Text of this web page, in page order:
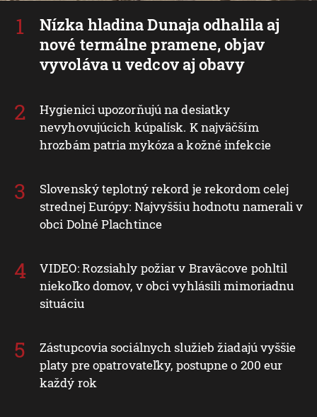
Nízka hladina Dunaja odhalila aj
nové termálne pramene, objav
vyvoláva u vedcov aj obavy
Hygienici upozorňujú na desiatky
nevyhovujúcich kúpalísk. K najväčším
hrozbám patria mykóza a kožné infekcie
Slovenský teplotný rekord je rekordom celej
strednej Európy: Najvyššiu hodnotu namerali v
obci Dolné Plachtince
VIDEO: Rozsiahly požiar v Braväcove pohltil
niekoľko domov, v obci vyhlásili mimoriadnu
situáciu
Zástupcovia sociálnych služieb žiadajú vyššie
platy pre opatrovateľky, postupne o 200 eur
každý rok